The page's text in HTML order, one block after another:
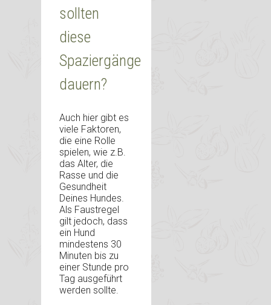
sollten
diese
Spaziergänge
dauern?
Auch hier gibt es
viele Faktoren,
die eine Rolle
spielen, wie z.B.
das Alter, die
Rasse und die
Gesundheit
Deines Hundes.
Als Faustregel
gilt jedoch, dass
ein Hund
mindestens 30
Minuten bis zu
einer Stunde pro
Tag ausgeführt
werden sollte.